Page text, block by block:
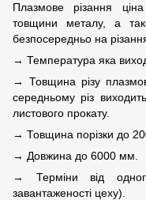
Плазмове різання ціна
товщини металу, а
безпосередньо на
→ Температура яка
→ Товщина різу
середньому різ
листового прокату.
→ Товщина порізки до
→ Довжина до 6000 мм.
→ Терміни від
завантаженості цеху).